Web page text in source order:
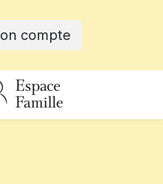
compte